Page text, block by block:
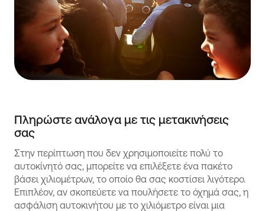
Πληρώστε ανάλογα με τις μετακινήσεις
σας
Στην περίπτωση που δεν χρησιμοποιείτε πολύ το
αυτοκίνητό σας, μπορείτε να επιλέξετε ένα πακέτο
βάσει χιλιομέτρων, το οποίο θα σας κοστίσει λιγότερο.
Επιπλέον, αν σκοπεύετε να πουλήσετε το όχημά σας, η
ασφάλιση αυτοκινήτου με το χιλιόμετρο είναι μια